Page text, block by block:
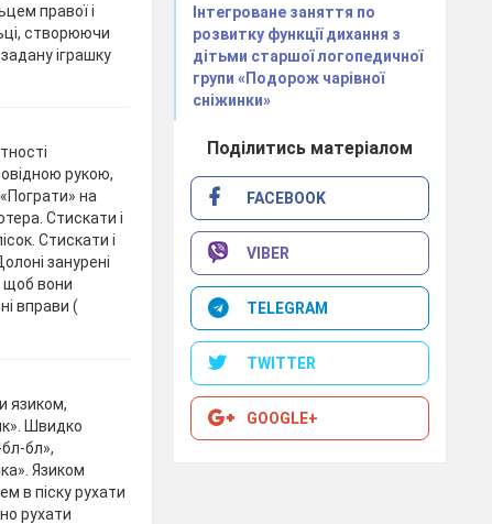
правої і
створюючи
іграшку
рукою,
на
Стискати і
Стискати і
занурені
щоб вони
вправи (
язиком,
Швидко
бл»,
Язиком
в піску рухати
рухати
Інтегроване заняття по
розвитку функції дихання з
дітьми старшої логопедичної
групи «Подорож чарівної
сніжинки»
Поділитись матеріалом
FACEBOOK
VIBER
TELEGRAM
TWITTER
GOOGLE+